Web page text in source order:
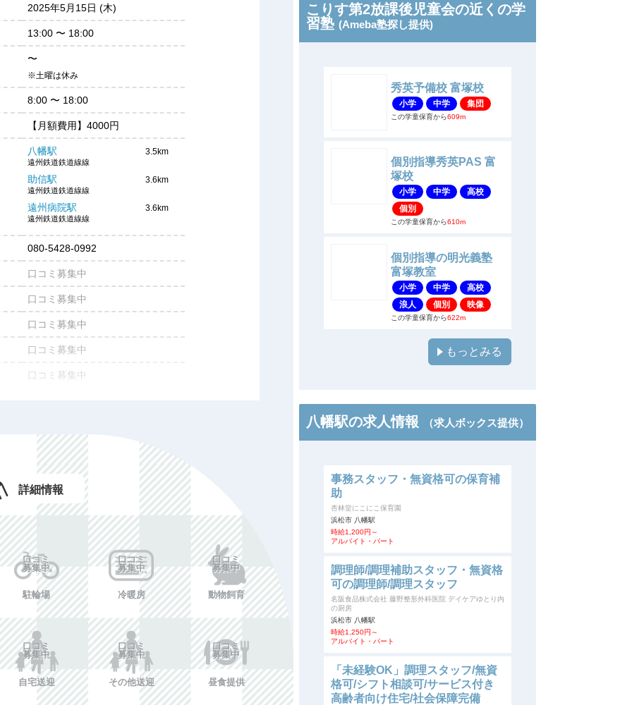
2025年5月15日 (木)
13:00 〜 18:00
〜
※土曜は休み
8:00 〜 18:00
【月額費用】4000円
八幡駅 3.5km
遠州鉄道鉄道線線
助信駅 3.6km
遠州鉄道鉄道線線
遠州病院駅 3.6km
遠州鉄道鉄道線線
080-5428-0992
口コミ募集中
口コミ募集中
口コミ募集中
口コミ募集中
口コミ募集中
口コミ募集中
口コミ募集中
口コミ募集中
情報を投稿する
詳細情報
口コミ
募集中
駐輪場
口コミ
募集中
冷暖房
口コミ
募集中
動物飼育
口コミ
募集中
自宅送迎
口コミ
募集中
その他送迎
口コミ
募集中
昼食提供
こりす第2放課後児童会の近くの学
習塾 (Ameba塾探し提供)
秀英予備校 富塚校
小学 中学 集団
この学童保育から609m
個別指導秀英PAS 富
塚校
小学 中学
高校
個別
この学童保育から610m
個別指導の明光義塾
富塚教室
小学 中学
高校
浪人
個別 映像
この学童保育から622m
もっとみる
八幡駅の求人情報 （求人ボックス提供）
事務スタッフ・無資格可の保育補
助
杏林堂にこにこ保育園
浜松市 八幡駅
時給1,200円～
アルバイト・パート
調理師/調理補助スタッフ・無資格
可の調理師/調理スタッフ
名阪食品株式会社 藤野整形外科医院 デイケアゆとり内
の厨房
浜松市 八幡駅
時給1,250円～
アルバイト・パート
「未経験OK」調理スタッフ/無資
格可/シフト相談可/サービス付き
高齢者向け住宅/社会保障完備